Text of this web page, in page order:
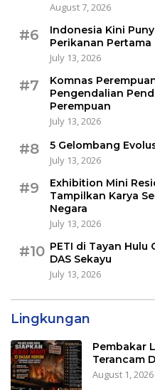
August 7, 2026
#6
Indonesia Kini
Perikanan Pertama
July 13, 2026
#7
Komnas
Pengendalian
Perempuan
July 13, 2026
#8
5 Gelombang
July 13, 2026
#9
Exhibition Mini
Tampilkan Karya
Negara
July 13, 2026
#10 PETI di Tayan Hulu
DAS Sekayu
July 13, 2026
Lingkungan
Pembakar
Terancam
August 1, 2026